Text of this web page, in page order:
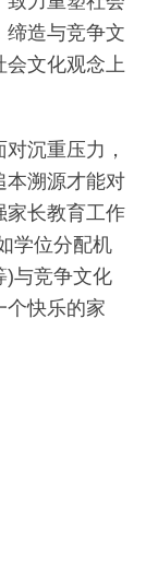
缔造与竞争文
文化观念上
沉重压力，
本溯源才能对
家长教育工作
学位分配机
)与竞争文化
个快乐的家